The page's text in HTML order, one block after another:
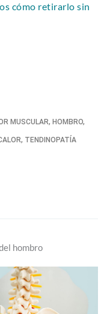
cómo retirarlo sin
MUSCULAR, HOMBRO,
, TENDINOPATÍA
hombro